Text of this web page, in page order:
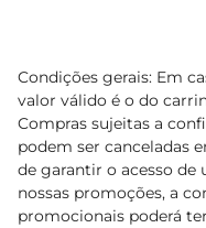
Condições gerais: Em
valor válido é o do
Compras sujeitas a
podem ser canceladas
de garantir o acesso
nossas promoções, a
promocionais poderá